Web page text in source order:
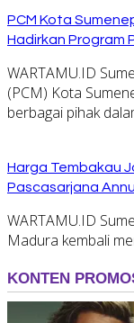
PCM Kota
Hadirkan Program
WARTAMU.ID
(PCM) Kota
berbagai pihak
Harga Tembakau
Pascasarjana
WARTAMU.ID
Madura kembali